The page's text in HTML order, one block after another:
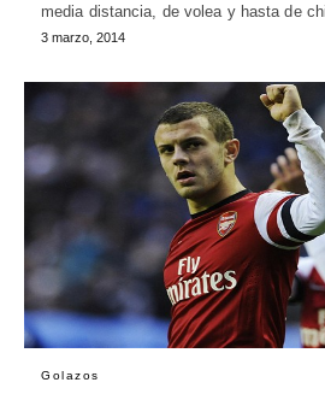
media distancia, de volea y hasta de
3 marzo, 2014
Golazos